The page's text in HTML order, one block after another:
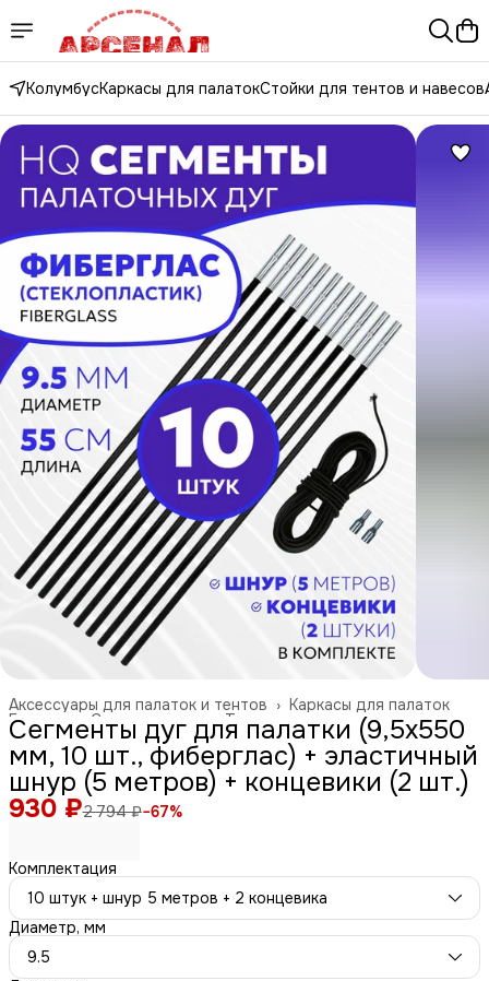
КолумбусКаркасы для палатокСтойки для тентов и навесов
Каркасы для палаток
Аксессуары для палаток и тентов ›
Туризм и отдых на природе ›
Спорт и отдых ›
Главная ›
Сегменты дуг для палатки (9,5х550
мм, 10 шт., фиберглас) + эластичный
шнур (5 метров) + концевики (2 шт.)
930 ₽2 794 ₽−67%
Комплектация
10 штук + шнур 5 метров + 2 концевика
Диаметр, мм
9.5